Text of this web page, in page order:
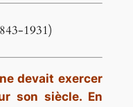
1931)
devait exercer
son siècle. En